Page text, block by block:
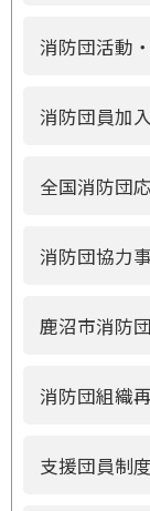
消防団活動
消防団員加
全国消防団
消防団協力
鹿沼市消防
消防団組織
支援団員制度